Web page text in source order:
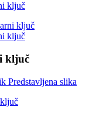
ključ
ključ
ključ